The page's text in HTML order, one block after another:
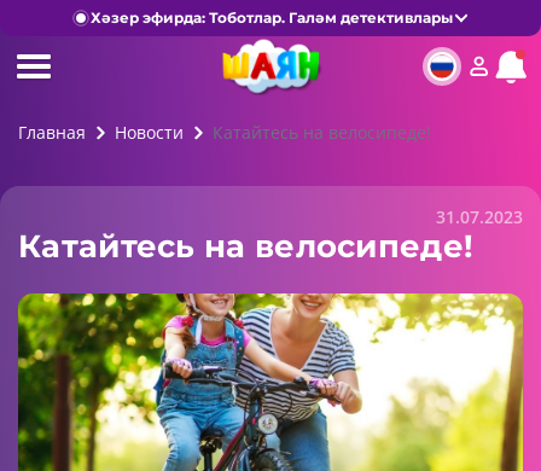
Хәзер эфирда: Тоботлар. Галәм детективлары
Главная Новости Катайтесь на велосипеде!
31.07.2023
Катайтесь на велосипеде!